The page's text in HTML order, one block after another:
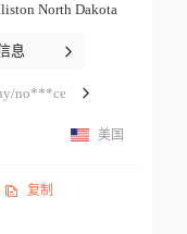
North Dakota
息
no***ce
美国
复制